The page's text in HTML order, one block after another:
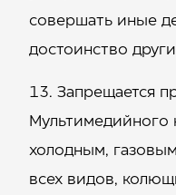
совершать иные
достоинство
Запрещается
Мультимедийного
холодным,
всех видов,